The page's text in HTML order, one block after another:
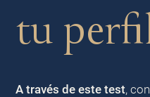
tu
A través de este test,